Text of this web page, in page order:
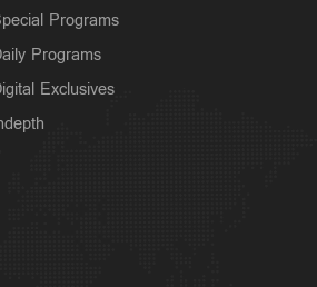
Programs
Programs
Exclusives